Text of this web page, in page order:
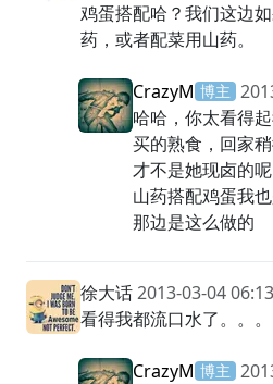
鸡蛋搭配哈？我们这边
药，或者配菜用山药。
CrazyM 博主
哈哈，你太看得
买的熟食，回家
才不是她现卤的
山药搭配鸡蛋我
那边是这么做的
徐大话2013-03-04
看得我都流口水了。。
CrazyM 博主